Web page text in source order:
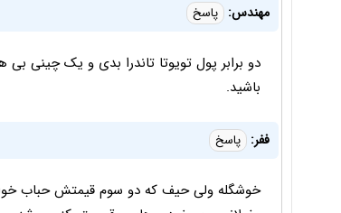
مهندس: پاسخ
دو برابر پول تویوتا تاندرا بدی و یک چینی
باشید.
ففر: پاسخ
خوشگله ولی حیف که دو سوم قیمتش حباب